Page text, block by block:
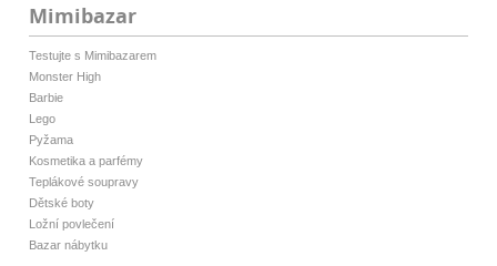
Mimibazar
Testujte s Mimibazarem
Monster High
Barbie
Lego
Pyžama
Kosmetika a parfémy
Teplákové soupravy
Dětské boty
Ložní povlečení
Bazar nábytku